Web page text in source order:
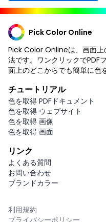
Pick Color Online
Pick Color Onlineは、画面上
法です。ワンクリックでPDF
面上のどこからでも簡単に色
チュートリアル
色を取得 PDFドキュメント
色を取得 ウェブサイト
色を取得 画像
色を取得 画面
リンク
よくある質問
お問い合わせ
ブランドカラー
利用規約
プライバシーポリシー